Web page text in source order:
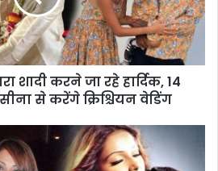
शादी करने जा रहे हार्दिक, 14
से करेंगे क्रिश्चियन वेडिंग